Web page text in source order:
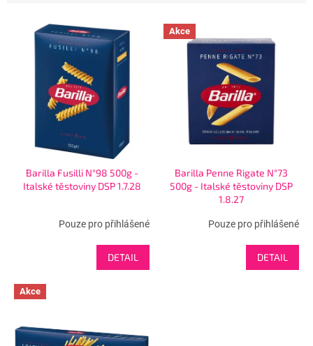
Barilla Fusilli N°98 500g -
Italské těstoviny DSP 1.7.28
Pouze pro přihlášené
DETAIL
Akce
Barilla Penne Rigate N°73
500g - Italské těstoviny DSP
1.8.27
Pouze pro přihlášené
DETAIL
Akce